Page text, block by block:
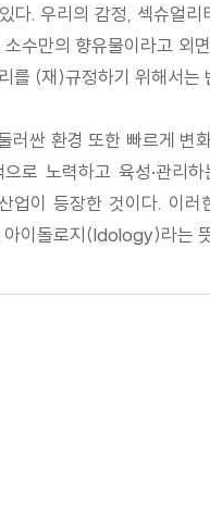
다. 우리의 감정, 섹슈얼
수만의 향유물이라고
를 (재)규정하기 위해서는
러싼 환경 또한 빠르게
로 노력하고 육성·관
이 등장한 것이다. 이
이돌로지(Idology)라는